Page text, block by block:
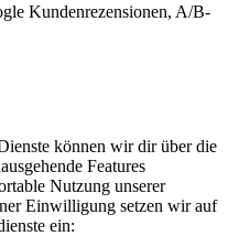
Kundenrezensionen, A/B-
können wir dir über die
Features
Nutzung unserer
Einwilligung setzen wir auf
ein: